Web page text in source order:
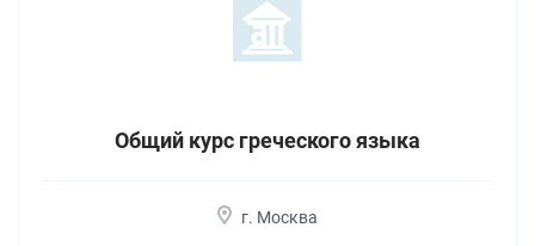
Общий курс греческого языка
г. Москва